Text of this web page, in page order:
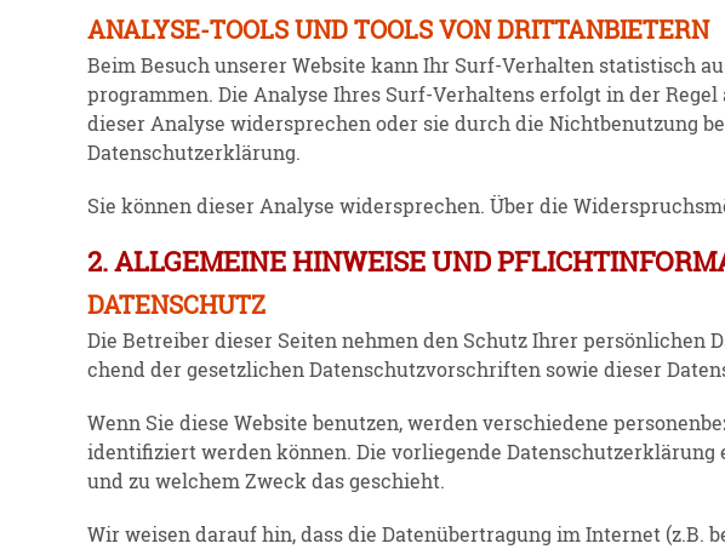
ANALYSE-TOOLS UND TOOLS VON DRITTANBIETERN
Beim Besuch unserer Website kann Ihr Surf-Verhalten statis­tisch
pro­grammen. Die Analyse Ihres Surf-Verhaltens erfolgt in der
dieser Analyse wider­sprechen oder sie durch die Nicht­be­nutzung
Daten­schutz­er­klärung.
Sie können dieser Analyse wider­sprechen. Über die
2. ALLGEMEINE HINWEISE UND
DATENSCHUTZ
Die Betreiber dieser Seiten nehmen den Schutz Ihrer
chend der gesetz­lichen Daten­schutz­vor­schriften sowie dieser
Wenn Sie diese Website benutzen, werden verschiedene
identi­fi­ziert werden können. Die vorlie­gende
und zu welchem Zweck das geschieht.
Wir weisen darauf hin, dass die Daten­über­tragung im Internet